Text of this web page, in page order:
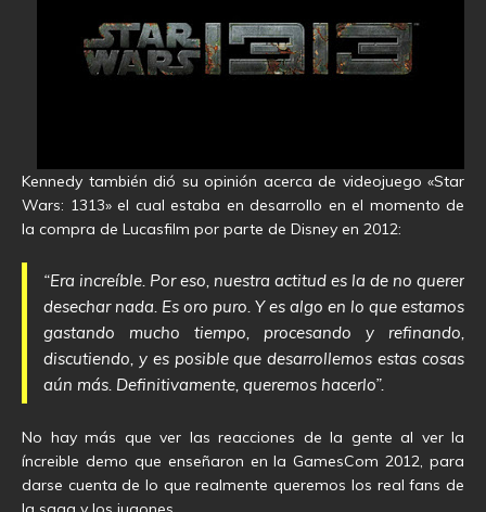
Kennedy también dió su opinión acerca de videojuego «Star
Wars: 1313» el cual estaba en desarrollo en el momento de
la compra de Lucasfilm por parte de Disney en 2012:
“Era increíble. Por eso, nuestra actitud es la de no querer
desechar nada. Es oro puro. Y es algo en lo que estamos
gastando mucho tiempo, procesando y refinando,
discutiendo, y es posible que desarrollemos estas cosas
aún más. Definitivamente, queremos hacerlo”.
No hay más que ver las reacciones de la gente al ver la
íncreible demo que enseñaron en la GamesCom 2012, para
darse cuenta de lo que realmente queremos los real fans de